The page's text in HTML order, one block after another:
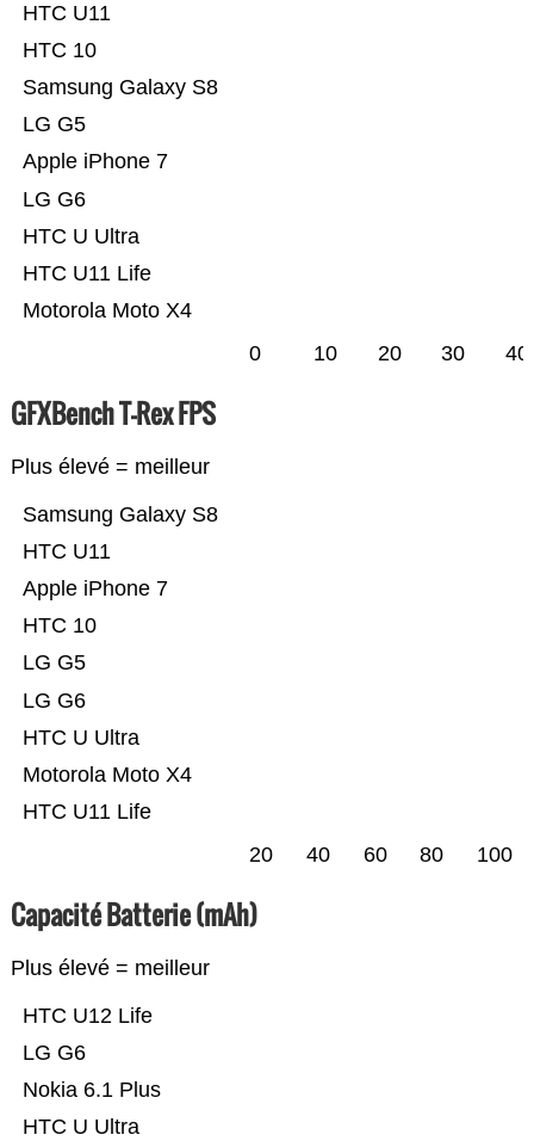
Motorola Moto X4
HTC U11 Life
HTC U Ultra
LG G6
Apple iPhone 7
LG G5
Samsung Galaxy S8
HTC 10
HTC U11
0 10 20 30 40
GFXBench T-Rex FPS
Plus élevé = meilleur
HTC U11 Life
Motorola Moto X4
HTC U Ultra
LG G6
LG G5
HTC 10
Apple iPhone 7
HTC U11
Samsung Galaxy S8
20 40 60 80 100
Capacité Batterie (mAh)
Plus élevé = meilleur
HTC U Ultra
Nokia 6.1 Plus
LG G6
HTC U12 Life